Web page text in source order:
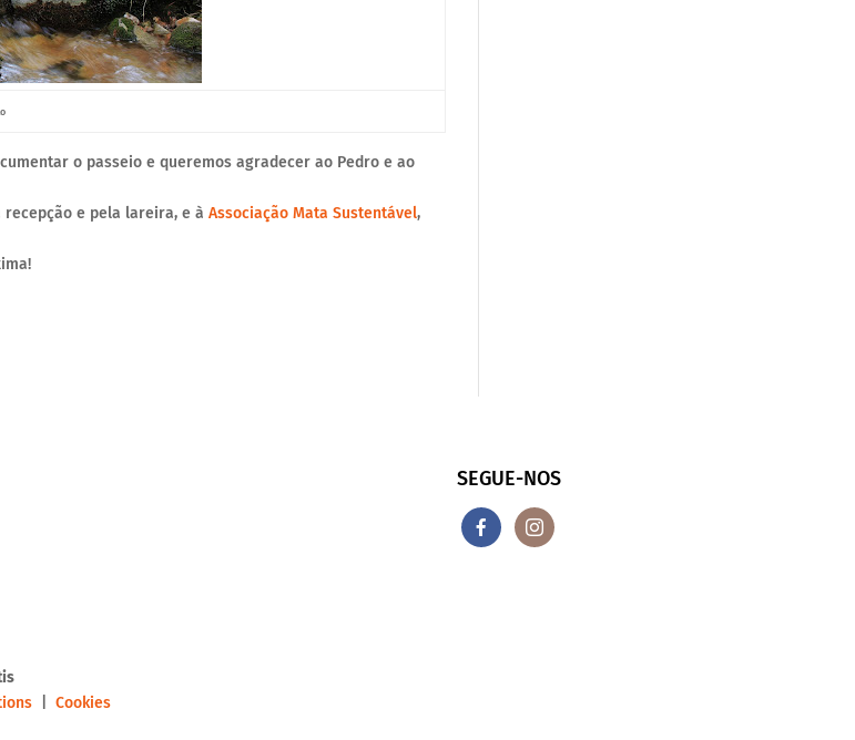
o passeio e queremos agradecer ao Pedro e ao
recepção e pela lareira, e àAssociação Mata Sustentável,
SEGUE-NOS
|Cookies